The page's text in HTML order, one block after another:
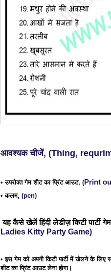
आवश्यक चीजें, (Thing,
• उपरोक्त गेम शीट का प्रिंट आउट, (Print
• कलम, (pen)
यह कैसे खेलें हिंदी लेडीज़ किटी पार्टी
Ladies Kitty Party Game)
•इस गेम को अपनी किटी पार्टी में खेलने के
शीट का प्रिंट आउट लेना होगा।